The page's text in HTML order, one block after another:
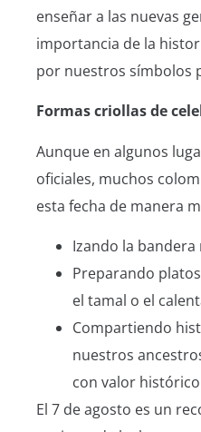
enseñar a las nuevas
importancia de la
por nuestros símbolos
Formas criollas de
Aunque en algunos
oficiales, muchos
esta fecha de manera
Izando la bandera
Preparando
el tamal o el
Compartiendo
nuestros
con valor histórico
El 7 de agosto es un